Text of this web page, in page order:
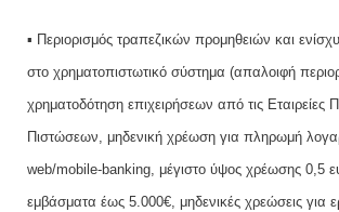
▪ Περιορισμός τραπεζικών προμηθειών και
στο χρηματοπιστωτικό σύστημα (απαλοιφή
χρηματοδότηση επιχειρήσεων από τις Εταιρείες
Πιστώσεων, μηδενική χρέωση για πληρωμή
web/mobile-banking, μέγιστο ύψος χρέωσης 0,5
εμβάσματα έως 5.000€, μηδενικές χρεώσεις για